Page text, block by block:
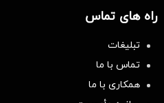
راه های تماس
تبلیغات
تماس با ما
همکاری با ما